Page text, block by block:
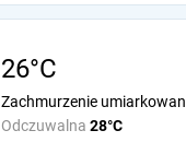
26°C
Odczuwalna 28°C
Zachmurzenie